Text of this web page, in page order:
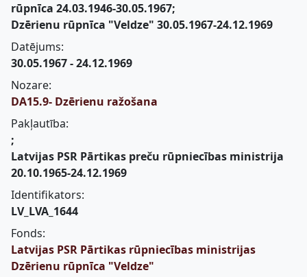
rūpnīca 24.03.1946-30.05.1967;
Dzērienu rūpnīca "Veldze" 30.05.1967-24.12.1969
Datējums:
30.05.1967 - 24.12.1969
Nozare:
DA15.9- Dzērienu ražošana
Pakļautība:
;
Latvijas PSR Pārtikas preču rūpniecības ministrija
20.10.1965-24.12.1969
Identifikators:
LV_LVA_1644
Fonds:
Latvijas PSR Pārtikas rūpniecības ministrijas
Dzērienu rūpnīca "Veldze"